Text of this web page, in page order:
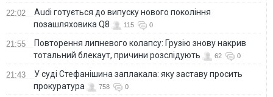
22:02
Audi готується до випуску нового покоління
позашляховика Q8
115 0
21:55
Повторення липневого колапсу: Грузію знову накрив
тотальний блекаут, причини розслідують
62 0
21:43
У суді Стефанішина заплакала: яку заставу просить
прокуратура
758 0